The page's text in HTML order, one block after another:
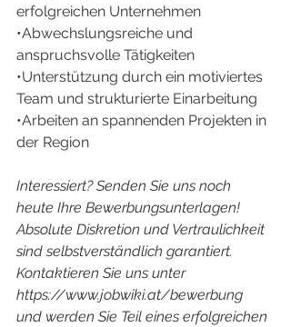
erfolgreichen Unternehmen
•Abwechslungsreiche und
anspruchsvolle Tätigkeiten
•Unterstützung durch ein motiviertes
Team und strukturierte Einarbeitung
•Arbeiten an spannenden Projekten in
der Region
Interessiert? Senden Sie uns noch
heute Ihre Bewerbungsunterlagen!
Absolute Diskretion und Vertraulichkeit
sind selbstverständlich garantiert.
Kontaktieren Sie uns unter
https://www.jobwiki.at/bewerbung
und werden Sie Teil eines erfolgreichen